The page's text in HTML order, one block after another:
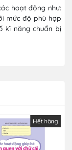
hoạt động như:
mức độ phù hợp
kĩ năng chuẩn bị
Hết hàng